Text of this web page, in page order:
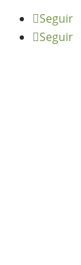
Seguir
Seguir